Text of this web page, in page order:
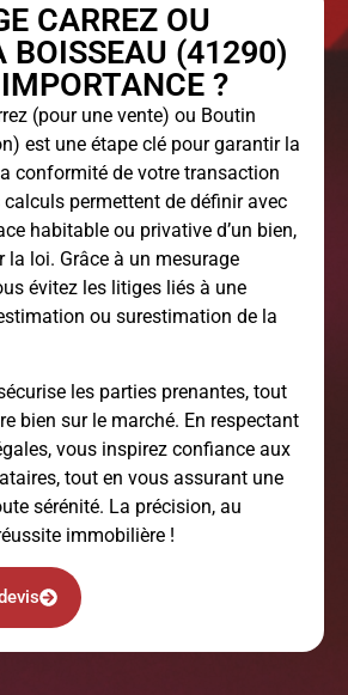
CARREZ OU
BOISSEAU (41290)
?
(pour une vente) ou Boutin
est une étape clé pour garantir la
conformité de votre transaction
permettent de définir avec
habitable ou privative d’un bien,
la loi. Grâce à un mesurage
évitez les litiges liés à une
ou surestimation de la
les parties prenantes, tout
bien sur le marché. En respectant
vous inspirez confiance aux
tout en vous assurant une
sérénité. La précision, au
immobilière !